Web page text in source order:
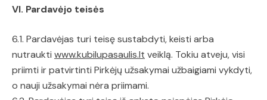
VI. Pardavėjo teisės
6.1. Pardavėjas turi teisę sustabdyti, keisti arba
nutraukti www.kubilupasaulis.lt veiklą. Tokiu atveju, visi
priimti ir patvirtinti Pirkėjų užsakymai užbaigiami vykdyti,
o nauji užsakymai nėra priimami.